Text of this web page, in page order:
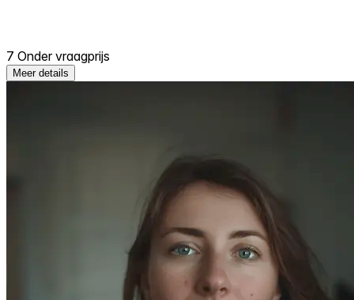
7 Onder vraagprijs
Meer details